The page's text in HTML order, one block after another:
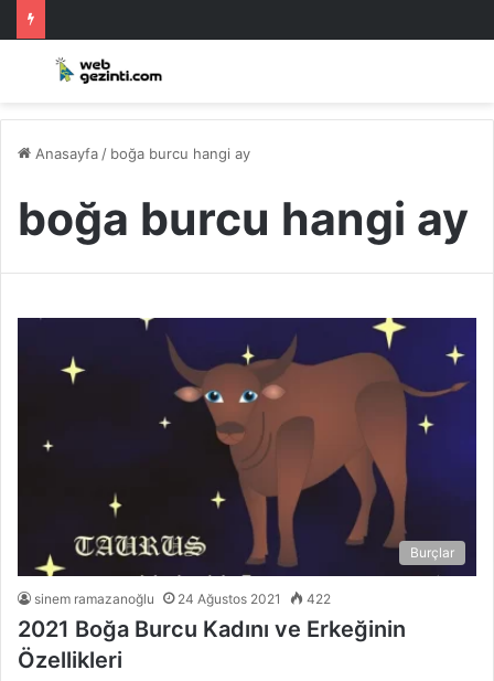
Anasayfa / boğa burcu hangi ay
boğa burcu hangi ay
Burçlar
sinem ramazanoğlu 24 Ağustos 2021 422
2021 Boğa Burcu Kadını ve Erkeğinin
Özellikleri